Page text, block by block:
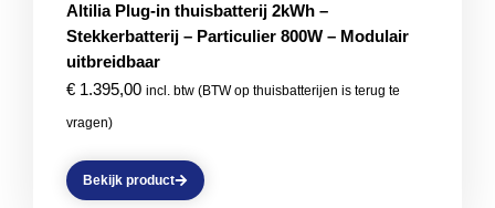
Altilia Plug-in thuisbatterij 2kWh –
Stekkerbatterij – Particulier 800W – Modulair
uitbreidbaar
€ 1.395,00 incl. btw (BTW op thuisbatterijen is terug te
vragen)
Bekijk product